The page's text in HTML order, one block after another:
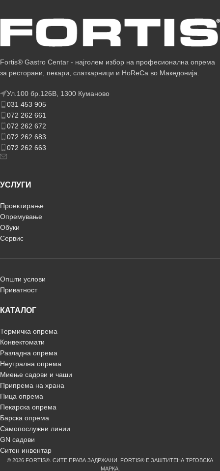
Fortis® Gastro Centar - најголем избор на професионална опрема
за ресторани, пекари, слаткарници и HoReCa во Македонија.
Ул.100 бр.126В, 1300 Куманово
031 453 905
072 262 661
072 262 672
072 262 683
072 262 663
УСЛУГИ
Проектирање
Опремување
Обуки
Сервис
Општи услови
Приватност
КАТАЛОГ
Термичка опрема
Конвектомати
Разладна опрема
Неутрална опрема
Миење садови и чаши
Припрема на храна
Пица опрема
Пекарска опрема
Барска опрема
Самопослужни линии
GN садови
Ситен инвентар
© 2026 FORTIS®. СИТЕ ПРАВА ЗАДРЖАНИ. FORTIS® Е ЗАШТИТЕНА ТРГОВСКА
МАРКА.